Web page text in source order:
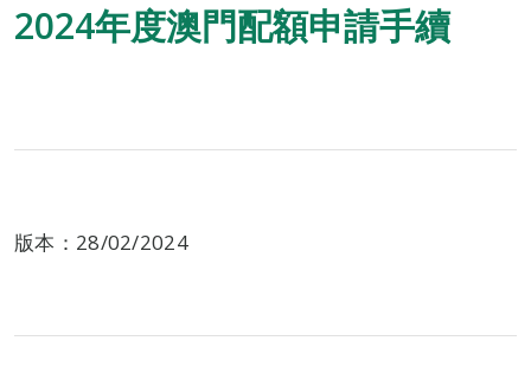
2024年度澳門配額申請手續
版本：28/02/2024